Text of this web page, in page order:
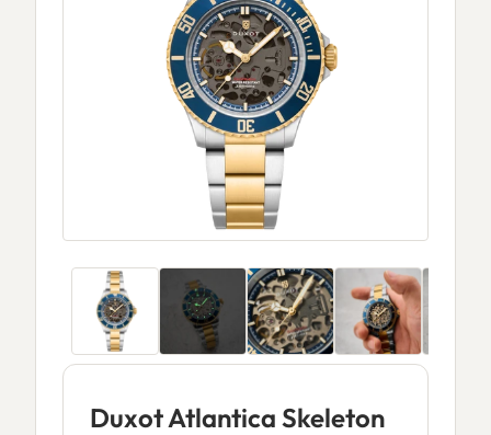
Duxot Atlantica Skeleton